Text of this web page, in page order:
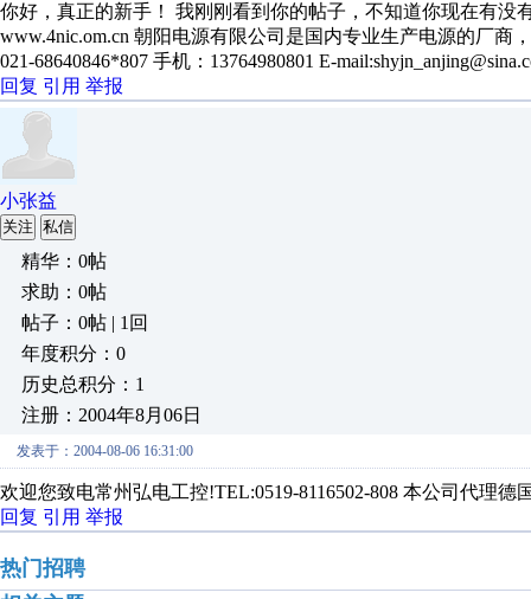
你好，真正的新手！ 我刚刚看到你的帖子，不知道你现在有
www.4nic.om.cn 朝阳电源有限公司是国内专业生产电源的厂
021-68640846*807 手机：13764980801 E-
回复 引用 举报
小张益
关注 私信
精华：0帖
求助：0帖
帖子：0帖 | 1回
年度积分：0
历史总积分：1
注册：2004年8月06日
发表于：2004-08-06 16:31:00
欢迎您致电常州弘电工控!TEL:0519-8116502-808 本公司代理德
回复 引用 举报
热门招聘